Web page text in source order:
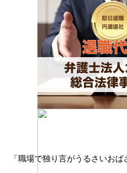
「職場で独り言がうるさいお